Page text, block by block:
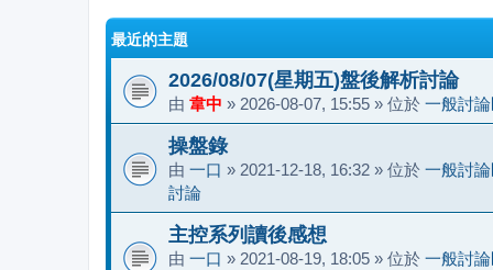
最近的主題
2026/08/07(星期五)盤後解析討論
由 韋中 » 2026-08-07, 15:55 » 位於 一般討
操盤錄
由 一口 » 2021-12-18, 16:32 » 位於 一般討
討論
主控系列讀後感想
由 一口 » 2021-08-19, 18:05 » 位於 一般討